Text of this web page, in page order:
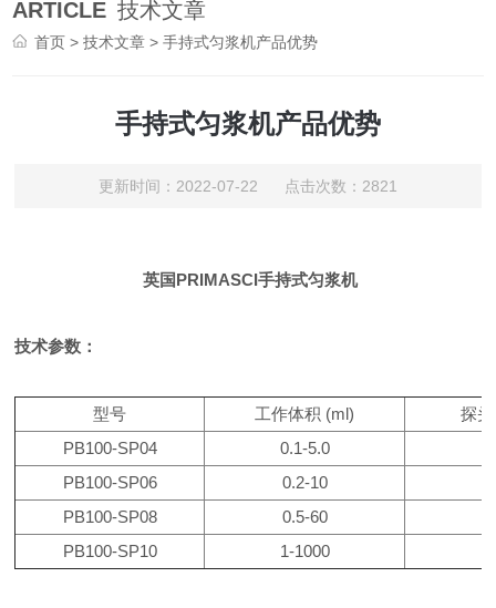
ARTICLE 技术文章
首页 >技术文章 > 手持式匀浆机产品优势
手持式匀浆机产品优势
更新时间：2022-07-22 点击次数：2821
英国PRIMASCI手持式匀浆机
技术参数：
型号 工作体积 (ml)
探
PB100-SP04
0.1-5.0
PB100-SP06
0.2-10
PB100-SP08
0.5-60
PB100-SP10
1-1000